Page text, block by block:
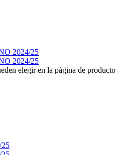
elegir en la página de producto